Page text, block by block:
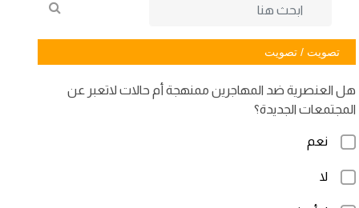
تصويت / تصويت
هل العنصرية ضد المهاجرين ممنهجة أم حالات لاتعبر عن
المجتمعات الجديدة؟
نعم
لا